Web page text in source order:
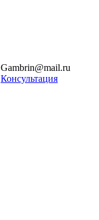
Gambrin@mail.ru
Консультация